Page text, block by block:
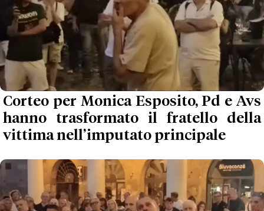
Corteo per Monica Esposito, Pd e Avs
hanno trasformato il fratello della
vittima nell’imputato principale